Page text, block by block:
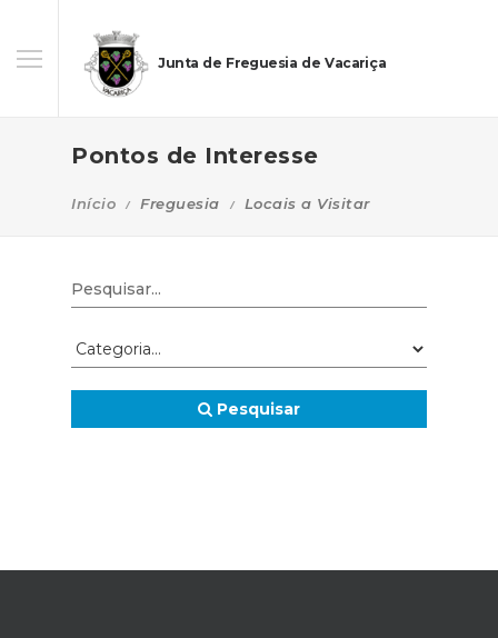
Junta de Freguesia de Vacariça
Pontos de Interesse
Início Freguesia Locais a Visitar
Pesquisar